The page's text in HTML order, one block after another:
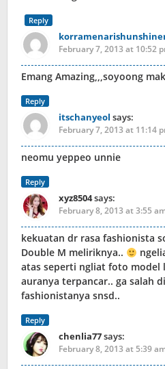
Reply
February 7, 2013 at 10:52
Emang Amazing,,,soyoong
Reply
itschanyeol says:
February 7, 2013 at 11:14
neomu yeppeo unnie
Reply
xyz8504says:
February 8, 2013 at 3:55
kekuatan dr rasa fashionista
Double M meliriknya..
atas seperti ngliat foto model
auranya terpancar.. ga salah
fashionistanya snsd..
Reply
chenlia77says:
February 8, 2013 at 5:39